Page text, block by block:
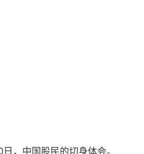
，中国股民的切身体会。